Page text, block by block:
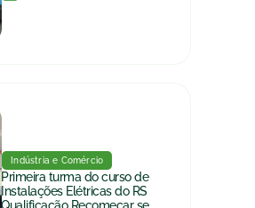
Indústria e Comércio
Primeira turma do curso de
Instalações Elétricas do RS
Qualificação Recomeçar se